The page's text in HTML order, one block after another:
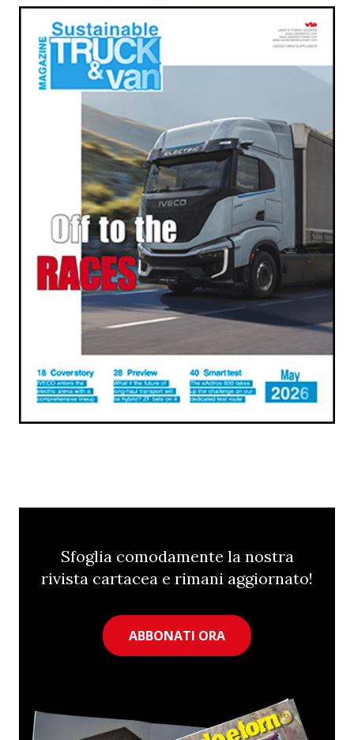
Sfoglia comodamente la nostra
rivista cartacea e rimani aggiornato!
ABBONATI ORA